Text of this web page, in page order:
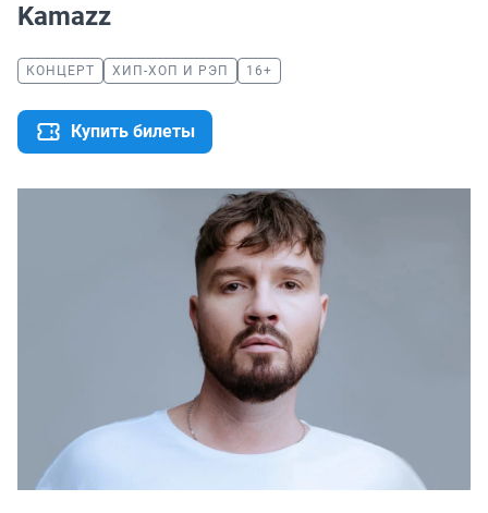
Kamazz
КОНЦЕРТ ХИП-ХОП И РЭП 16+
Купить билеты